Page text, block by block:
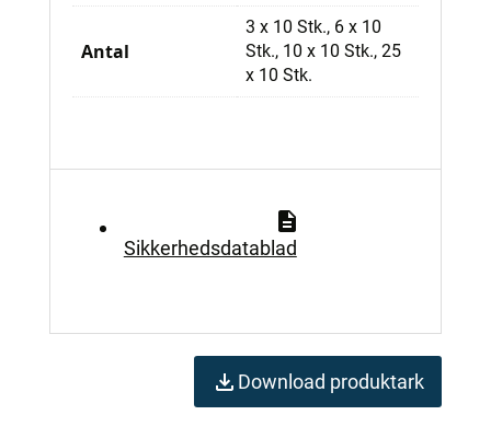
Antal
3 x 10 Stk., 6 x 10
Stk., 10 x 10 Stk., 25
x 10 Stk.
Sikkerhedsdatablad
Download produktark